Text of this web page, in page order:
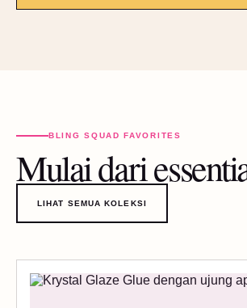
BLING SQUAD FAVORITES
Mulai dari
LIHAT SEMUA KOLEKSI